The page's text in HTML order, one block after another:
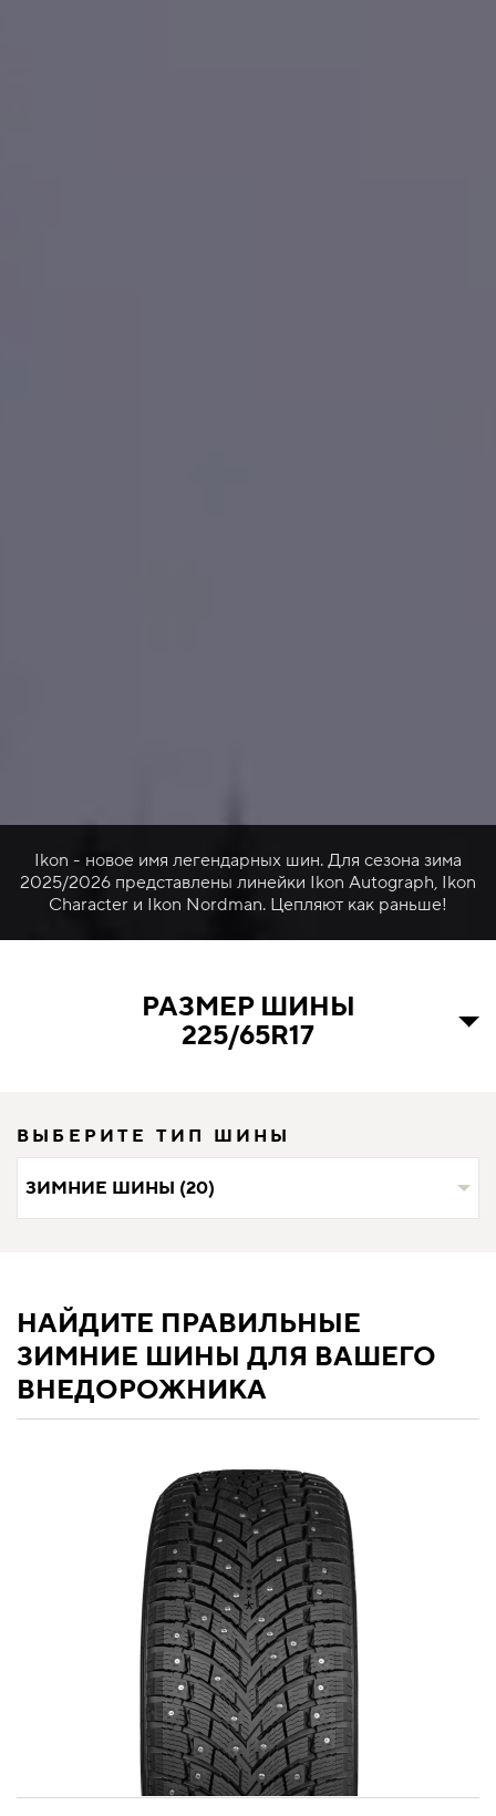
Ikon - новое имя легендарных шин. Для сезона зима
2025/2026 представлены линейки Ikon Autograph, Ikon
Character и Ikon Nordman. Цепляют как раньше!
РАЗМЕР ШИНЫ
225/65R17
ВЫБЕРИТЕ ТИП ШИНЫ
ЗИМНИЕ ШИНЫ (20)
НАЙДИТЕ ПРАВИЛЬНЫЕ
ЗИМНИЕ ШИНЫ ДЛЯ ВАШЕГО
ВНЕДОРОЖНИКА